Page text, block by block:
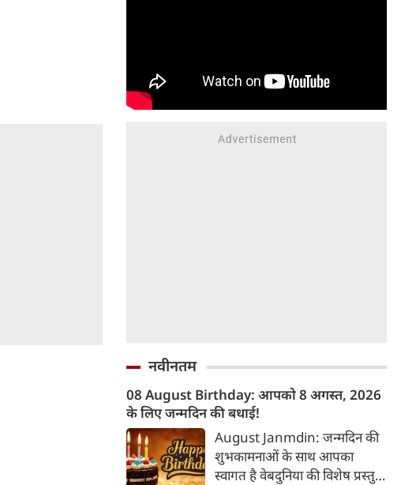
नवीनतम
08 August Birthday: आपको 8 अगस्त, 2026
के लिए जन्मदिन की बधाई!
August Janmdin: जन्मदिन की
शुभकामनाओं के साथ आपका
स्वागत है वेबदुनिया की विशेष प्रस्तुति